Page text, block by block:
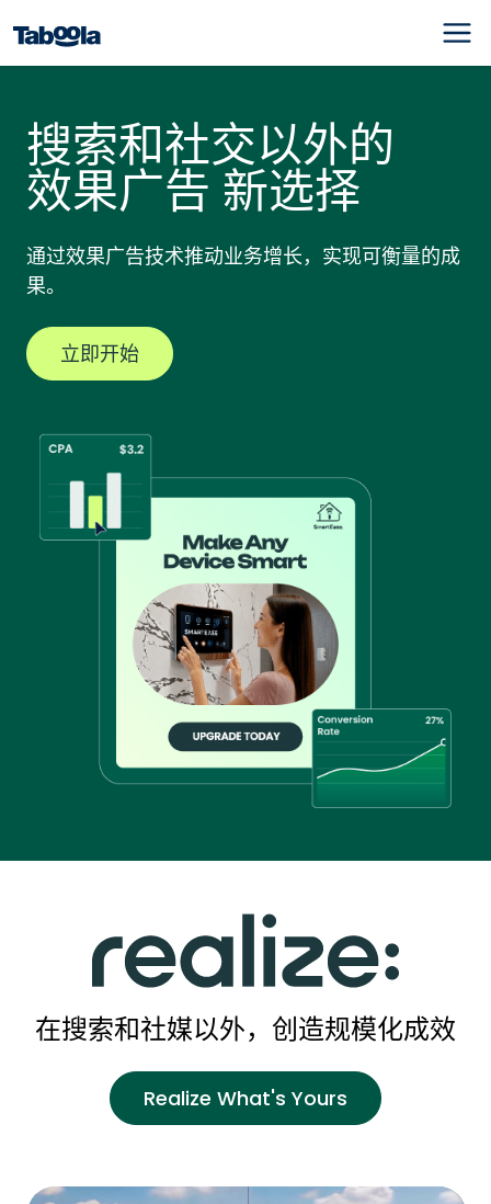
搜索和社交以外的
效果广告 新选择
通过效果广告技术推动业务增长，实现可衡量的成
果。
立即开始
在搜索和社媒以外，创造规模化成效
Realize What's Yours